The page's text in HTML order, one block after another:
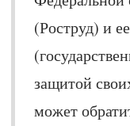
(Роструд) и
защитой
может